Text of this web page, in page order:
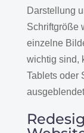
Darstellung
Schriftgröße
einzelne
wichtig sind,
Tablets oder